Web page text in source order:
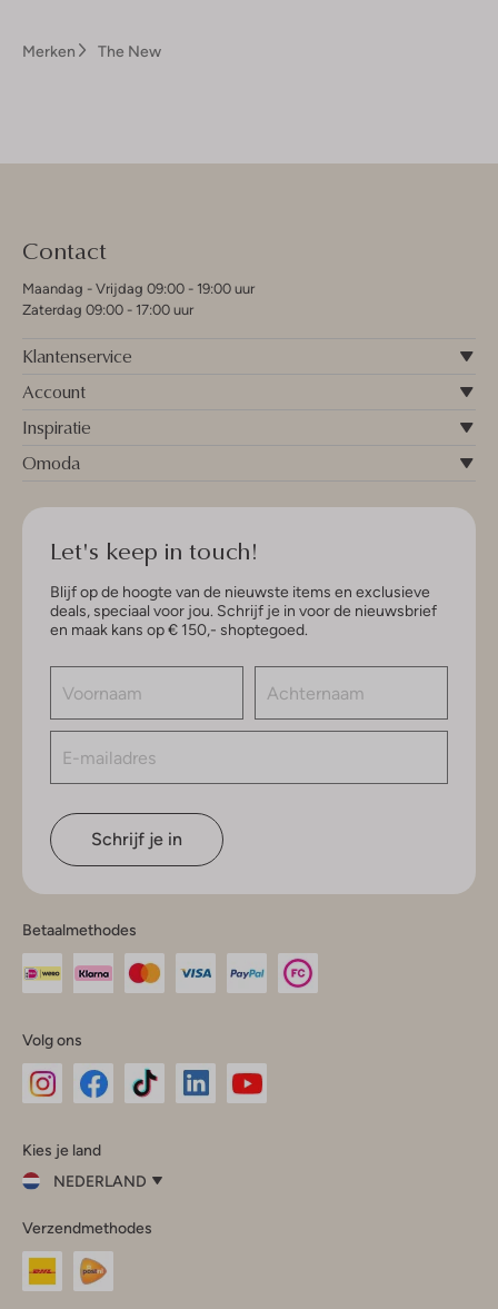
Merken The New
Contact
Maandag - Vrijdag 09:00 - 19:00 uur
Zaterdag 09:00 - 17:00 uur
Klantenservice
Account
Inspiratie
Omoda
Let's keep in touch!
Blijf op de hoogte van de nieuwste items en exclusieve
deals, speciaal voor jou. Schrijf je in voor de nieuwsbrief
en maak kans op € 150,- shoptegoed.
Schrijf je in
Betaalmethodes
Volg ons
InstagramFacebook
Kies je land
NEDERLAND
je
land
Nederland
Verzendmethodes